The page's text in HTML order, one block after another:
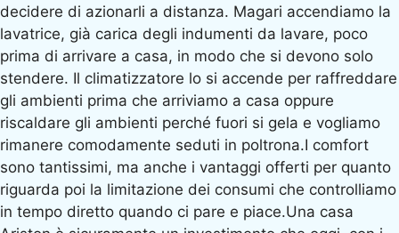
decidere di azionarli a distanza. Magari accendiamo la
lavatrice, già carica degli indumenti da lavare, poco
prima di arrivare a casa, in modo che si devono solo
stendere. Il climatizzatore lo si accende per raffreddare
gli ambienti prima che arriviamo a casa oppure
riscaldare gli ambienti perché fuori si gela e vogliamo
rimanere comodamente seduti in poltrona.I comfort
sono tantissimi, ma anche i vantaggi offerti per quanto
riguarda poi la limitazione dei consumi che controlliamo
in tempo diretto quando ci pare e piace.Una casa